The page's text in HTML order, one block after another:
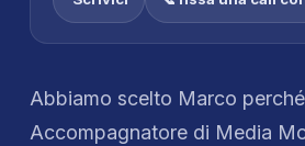
Abbiamo scelto Marco
Accompagnatore di Media